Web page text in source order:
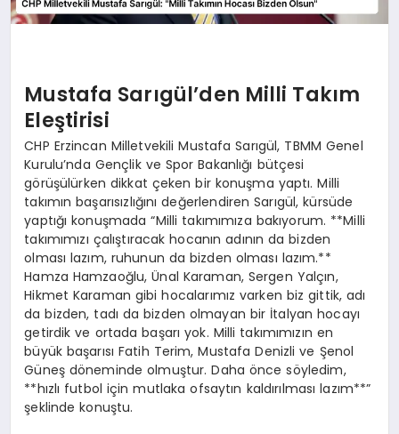
Mustafa Sarıgül’den Milli Takım
Eleştirisi
CHP Erzincan Milletvekili Mustafa Sarıgül, TBMM Genel
Kurulu’nda Gençlik ve Spor Bakanlığı bütçesi
görüşülürken dikkat çeken bir konuşma yaptı. Milli
takımın başarısızlığını değerlendiren Sarıgül, kürsüde
yaptığı konuşmada “Milli takımımıza bakıyorum. **Milli
takımımızı çalıştıracak hocanın adının da bizden
olması lazım, ruhunun da bizden olması lazım.**
Hamza Hamzaoğlu, Ünal Karaman, Sergen Yalçın,
Hikmet Karaman gibi hocalarımız varken biz gittik, adı
da bizden, tadı da bizden olmayan bir İtalyan hocayı
getirdik ve ortada başarı yok. Milli takımımızın en
büyük başarısı Fatih Terim, Mustafa Denizli ve Şenol
Güneş döneminde olmuştur. Daha önce söyledim,
**hızlı futbol için mutlaka ofsaytın kaldırılması lazım**”
şeklinde konuştu.